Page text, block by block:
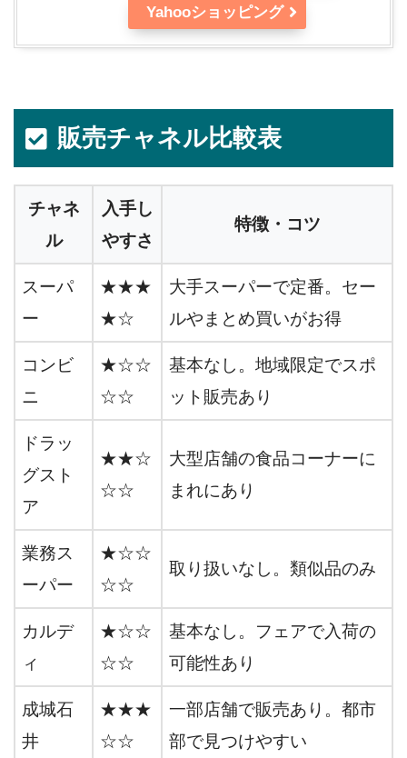
Yahooショッピング
販売チャネル比較表
チャネ
ル
入手し
やすさ
特徴・コツ
スーパ
ー
★★★
★☆
大手スーパーで定番。セー
ルやまとめ買いがお得
コンビ
ニ
★☆☆
☆☆
基本なし。地域限定でスポ
ット販売あり
ドラッ
グスト
ア
★★☆
☆☆
大型店舗の食品コーナーに
まれにあり
業務ス
ーパー
★☆☆
☆☆
取り扱いなし。類似品のみ
カルデ
ィ
★☆☆
☆☆
基本なし。フェアで入荷の
可能性あり
成城石
井
★★★
☆☆
一部店舗で販売あり。都市
部で見つけやすい